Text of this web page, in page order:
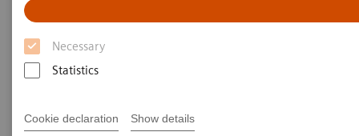
Necessary
Statistics
Cookie declaration Show details